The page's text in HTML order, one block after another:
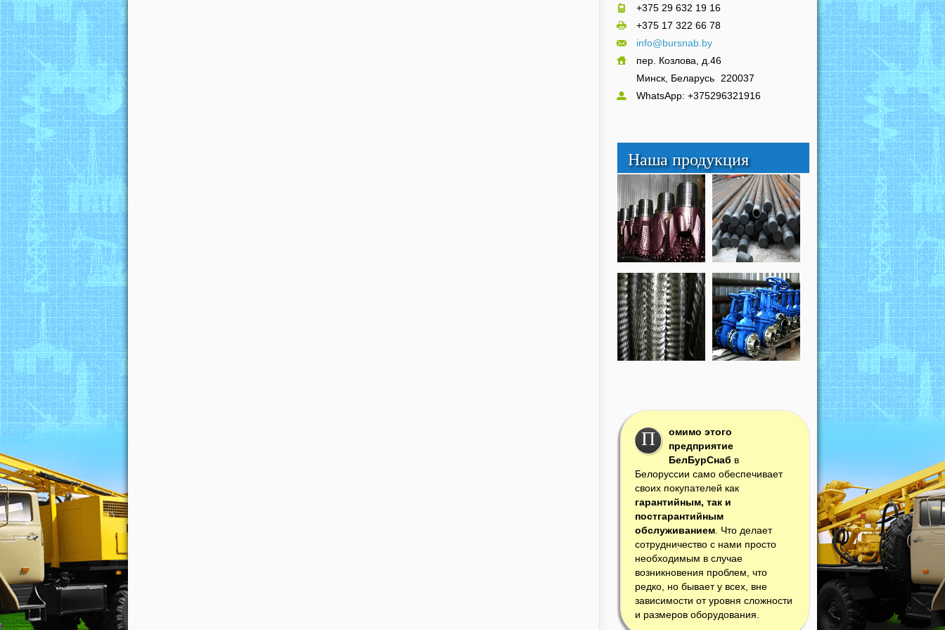
+375 29 632 19 16
+375 17 322 66 78
info@bursnab.by
пер. Козлова, д.46
Минск, Беларусь 220037
WhatsApp: +375296321916
Наша продукция
П
омимо этого
предприятие
БелБурСнаб в
Белоруссии само обеспечивает
своих покупателей как
гарантийным, так и
постгарантийным
обслуживанием. Что делает
сотрудничество с нами просто
необходимым в случае
возникновения проблем, что
редко, но бывает у всех, вне
зависимости от уровня сложности
и размеров оборудования.